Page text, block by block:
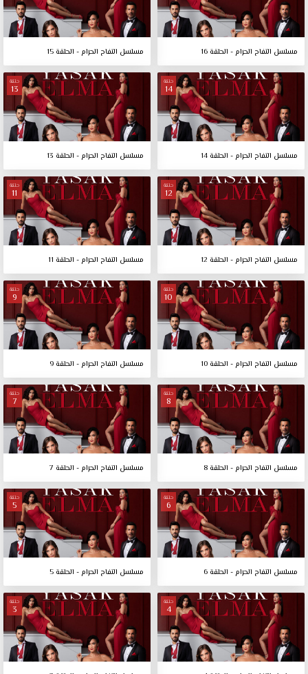
مسلسل التفاح الحرام - الحلقة 16 مسلسل التفاح الحرام - الحلقة 15
حلقة
14
مسلسل التفاح الحرام - الحلقة 14
حلقة
13
مسلسل التفاح الحرام - الحلقة 13
حلقة
12
مسلسل التفاح الحرام - الحلقة 12
حلقة
11
مسلسل التفاح الحرام - الحلقة 11
حلقة
10
مسلسل التفاح الحرام - الحلقة 10
حلقة
9
مسلسل التفاح الحرام - الحلقة 9
حلقة
8
مسلسل التفاح الحرام - الحلقة 8
حلقة
7
مسلسل التفاح الحرام - الحلقة 7
حلقة
6
مسلسل التفاح الحرام - الحلقة 6
حلقة
5
مسلسل التفاح الحرام - الحلقة 5
حلقة
4
حلقة
3